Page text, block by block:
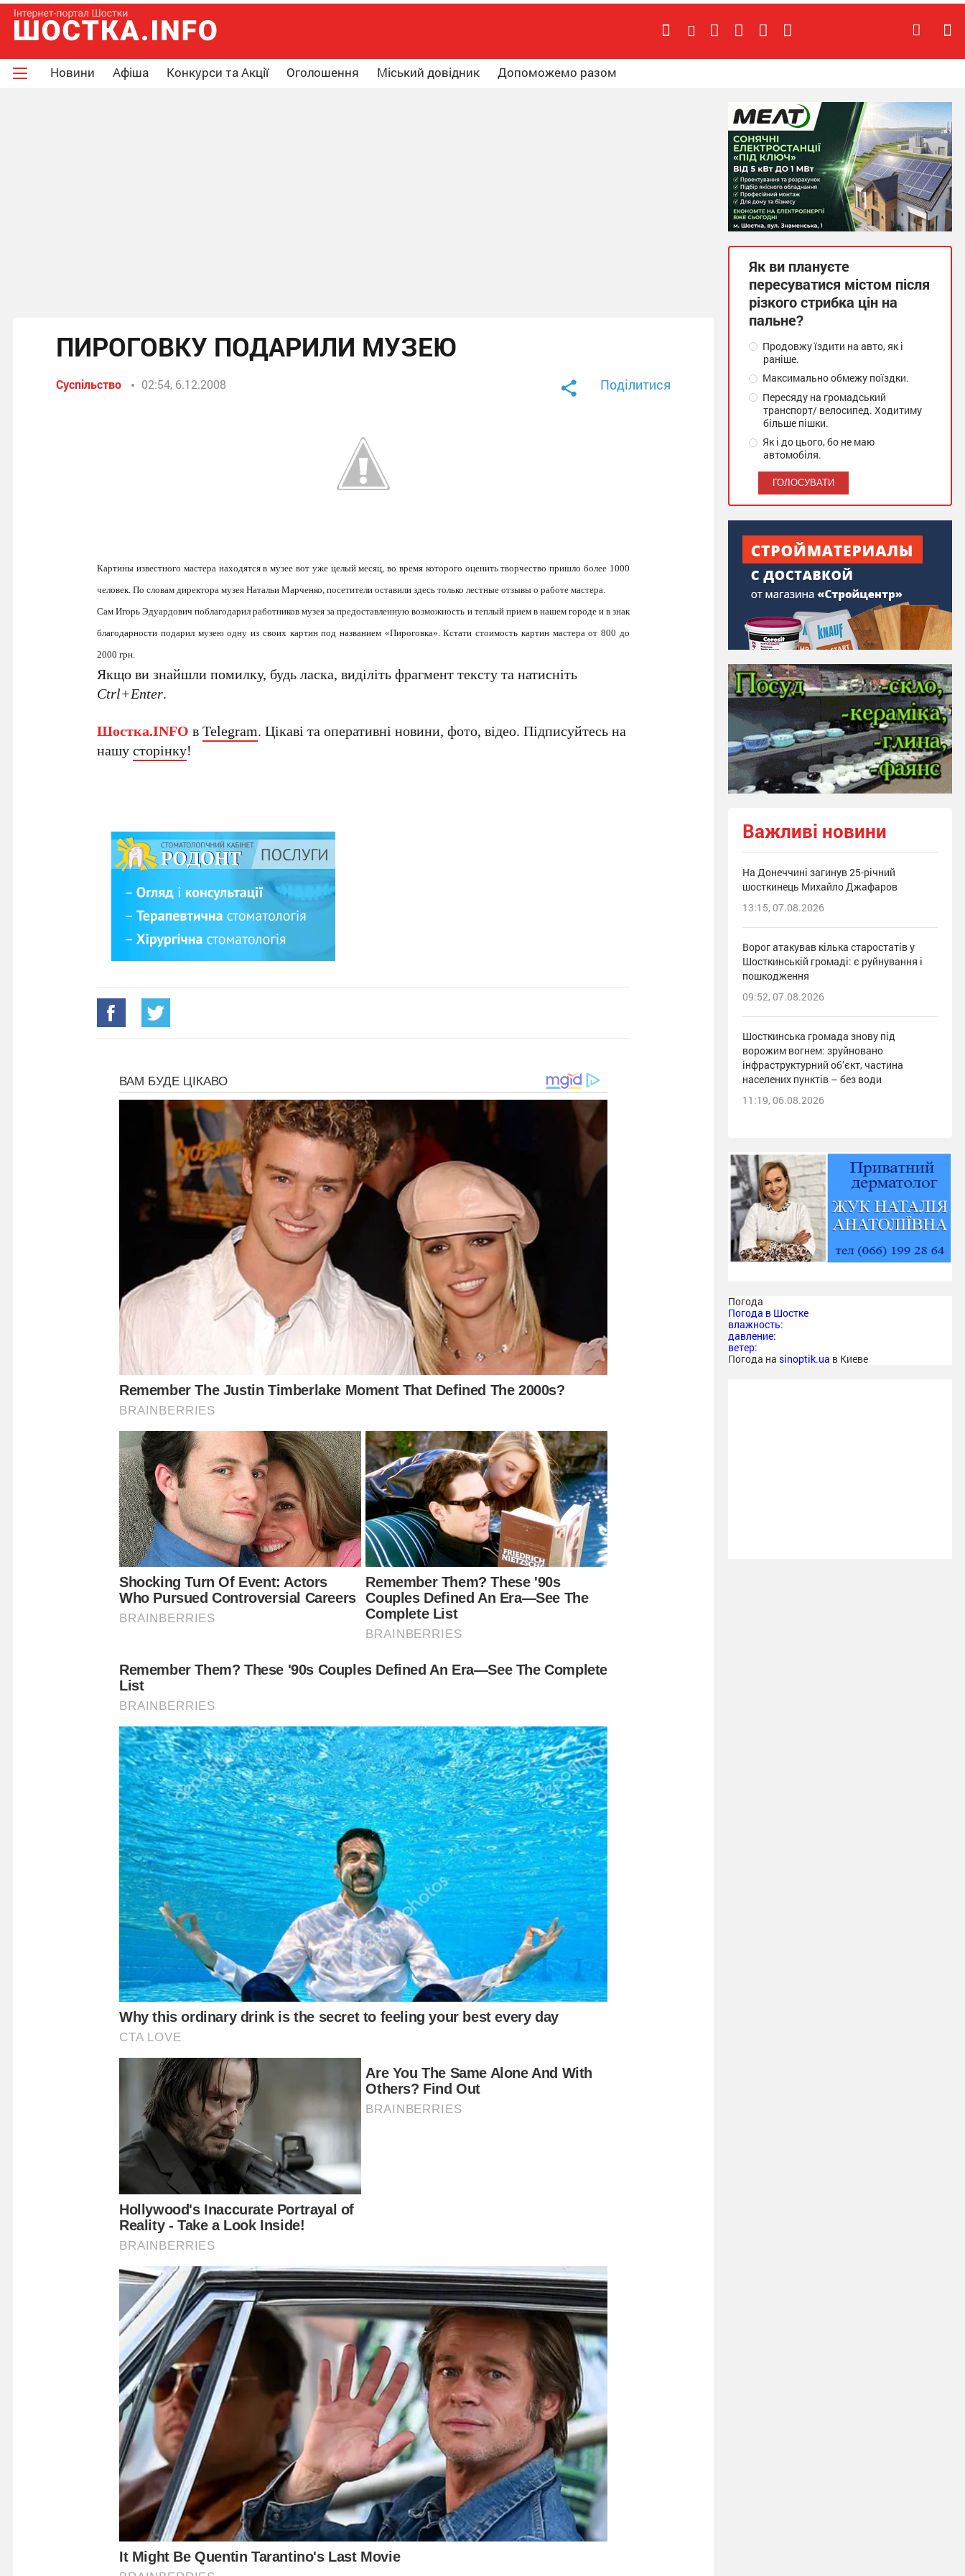
Новини Афіша Конкурси та Акції Оголошення Міський довідник Допоможемо разом
ПИРОГОВКУ ПОДАРИЛИ МУЗЕЮ
Суспільство 02:54, 6.12.2008 Поділитися
Картины известного мастера находятся в музее вот уже целый месяц, во время которого оценить творчество пришло более 1000
человек. По словам директора музея Натальи Марченко, посетители оставили здесь только лестные отзывы о работе мастера.
Сам Игорь Эдуардович поблагодарил работников музея за предоставленную возможность и теплый прием в нашем городе и в знак
благодарности подарил музею одну из своих картин под названием «Пироговка». Кстати стоимость картин мастера от 800 до
2000 грн.
Якщо ви знайшли помилку, будь ласка, виділіть фрагмент тексту та натисніть
Ctrl+Enter.
Шостка.INFO вTelegram. Цікаві та оперативні новини, фото, відео. Підписуйтесь на
нашусторінку!
Як ви плануєте
пересуватися містом після
різкого стрибка цін на
пальне?
Продовжу їздити на авто, як і
раніше.
Максимально обмежу поїздки.
Пересяду на громадський
транспорт/ велосипед. Ходитиму
більше пішки.
Як і до цього, бо не маю
автомобіля.
Важливі новини
На Донеччині загинув 25-річний
шосткинець Михайло Джафаров
13:15, 07.08.2026
Ворог атакував кілька старостатів у
Шосткинській громаді: є руйнування і
пошкодження
09:52, 07.08.2026
Шосткинська громада знову під
ворожим вогнем: зруйновано
інфраструктурний об’єкт, частина
населених пунктів – без води
11:19, 06.08.2026
Погода
Погода в Шостке
влажность:
давление:
ветер:
Погода на sinoptik.ua в Киеве